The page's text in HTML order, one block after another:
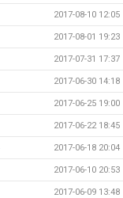
2017-08-10 12:05
2017-08-01 19:23
2017-07-31 17:37
2017-06-30 14:18
2017-06-25 19:00
2017-06-22 18:45
2017-06-18 20:04
2017-06-10 20:53
2017-06-09 13:48